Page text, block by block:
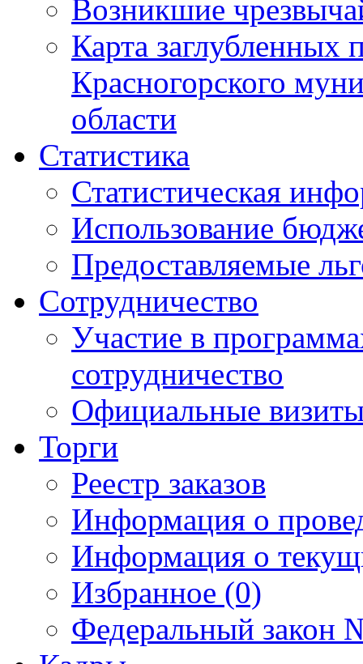
Возникшие
Карта
Красногорского
области
Статистика
Статистическая
Использование
Предоставляемые
Сотрудничество
Участие в
сотрудничество
Официальные
Торги
Реестр заказов
Информация о
Информация о
Избранное (0)
Федеральный закон